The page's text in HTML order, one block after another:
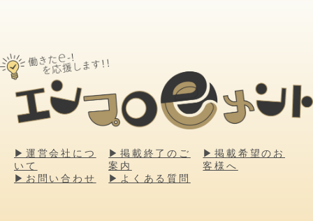
▶運営会社につ
いて
▶掲載終了のご
案内
▶掲載希望のお
客様へ
▶お問い合わせ
▶よくある質問